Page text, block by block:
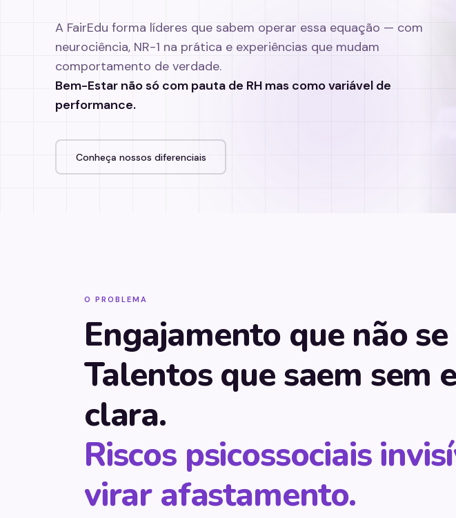
A FairEdu forma líderes que sabem operar essa equação — com
neurociência, NR-1 na prática e experiências que mudam
comportamento de verdade.
Bem-Estar não só com pauta de RH mas como variável de
performance.
Conheça nossos diferenciais
O PROBLEMA
Engajamento que não
Talentos que saem sem
clara.
Riscos psicossociais
virar afastamento.